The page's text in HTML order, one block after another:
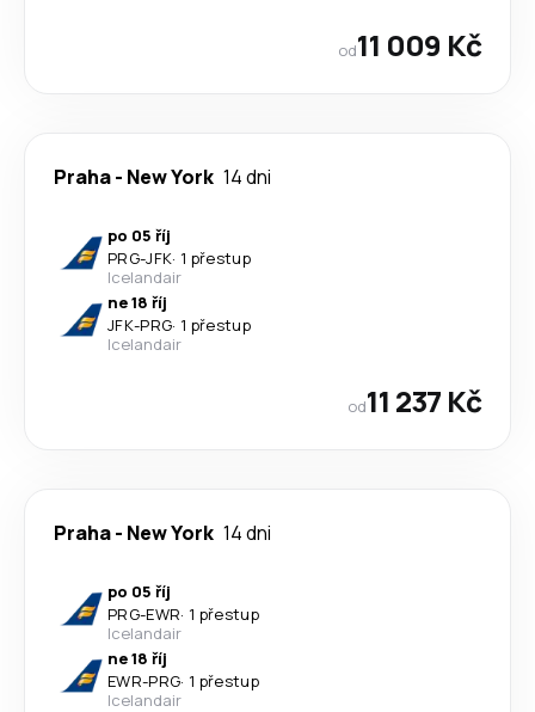
od11 009 Kč
Praha- New York 14 dni
po 05 říj
PRG-JFK· 1 přestup
Icelandair
ne 18 říj
JFK-PRG· 1 přestup
Icelandair
od11 237 Kč
Praha- New York 14 dni
po 05 říj
PRG-EWR· 1 přestup
Icelandair
ne 18 říj
EWR-PRG· 1 přestup
Icelandair